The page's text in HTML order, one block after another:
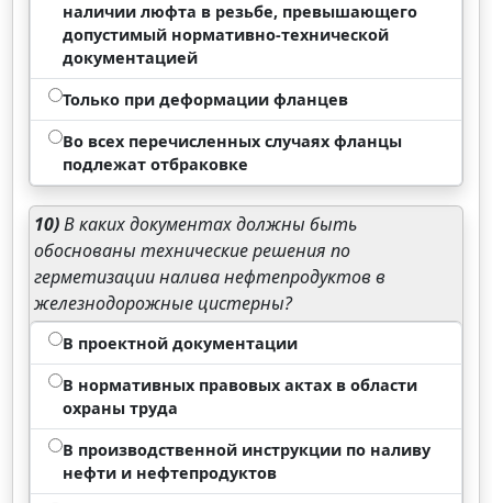
наличии люфта в резьбе, превышающего
допустимый нормативно-технической
документацией
Только при деформации фланцев
Во всех перечисленных случаях фланцы
подлежат отбраковке
10)В каких документах должны быть
обоснованы технические решения по
герметизации налива нефтепродуктов в
железнодорожные цистерны?
В проектной документации
В нормативных правовых актах в области
охраны труда
В производственной инструкции по наливу
нефти и нефтепродуктов